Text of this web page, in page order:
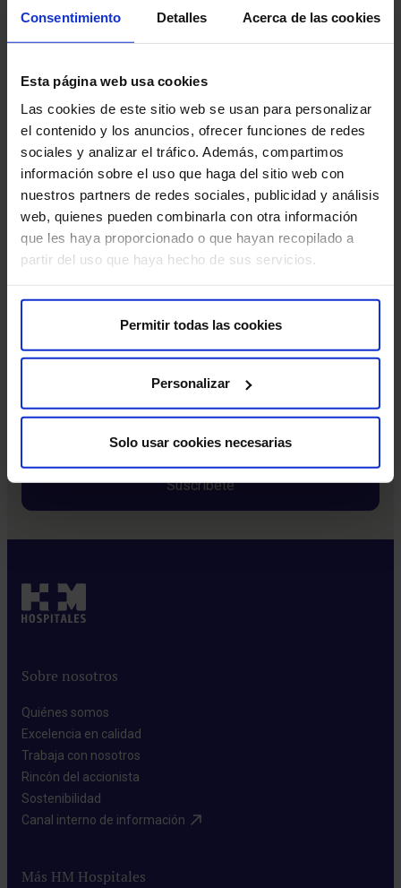
Consentimiento Detalles Acerca de las cookies
Esta página web usa cookies
Las cookies de este sitio web se usan para personalizar
el contenido y los anuncios, ofrecer funciones de redes
sociales y analizar el tráfico. Además, compartimos
información sobre el uso que haga del sitio web con
nuestros partners de redes sociales, publicidad y análisis
web, quienes pueden combinarla con otra información
que les haya proporcionado o que hayan recopilado a
partir del uso que haya hecho de sus servicios.
Permitir todas las cookies
Personalizar
Solo usar cookies necesarias
Suscríbete y cuida tu salud
Recibe contenido exclusivo sobre prevención de la salud
y tratamientos. La mejor forma de cuidar tu bienestar
comienza con estar informado.
Nombre *
Política de privacidad
Sobre nosotros
Quiénes somos​
Excelencia en calidad​
Trabaja con nosotros​
Rincón del accionista​
Sostenibilidad​
Canal interno de información​
Más HM Hospitales